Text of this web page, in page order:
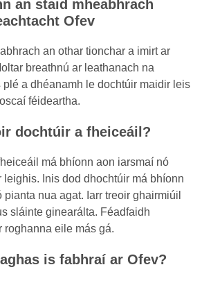
an staid mheabhrach
Ofev
an othar tionchar a imirt ar
breathnú ar leathanach na
a dhéanamh le dochtúir maidir leis
féideartha.
dochtúir a fheiceáil?
má bhíonn aon iarsmaí nó
leighis. Inis dod dhochtúir má bhíonn
nua agat. Iarr treoir ghairmiúil
sláinte ginearálta. Féadfaidh
roghanna eile más gá.
is fabhraí ar Ofev?